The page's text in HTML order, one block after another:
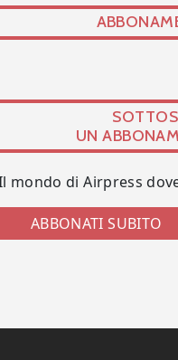
UN
mondo di Airpress
ABBONATI SUBITO